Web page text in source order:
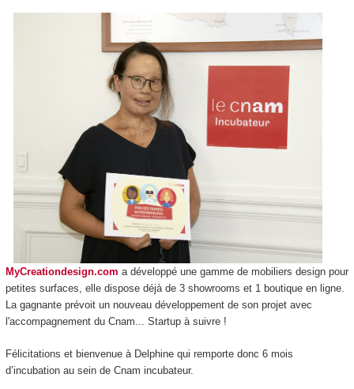
MyCreationdesign.com a développé une gamme de mobiliers design pour
petites surfaces, elle dispose déjà de 3 showrooms et 1 boutique en ligne.
La gagnante prévoit un nouveau développement de son projet avec
l'accompagnement du Cnam... Startup à suivre !
Félicitations et bienvenue à Delphine qui remporte donc 6 mois
d’incubation au sein de Cnam incubateur.